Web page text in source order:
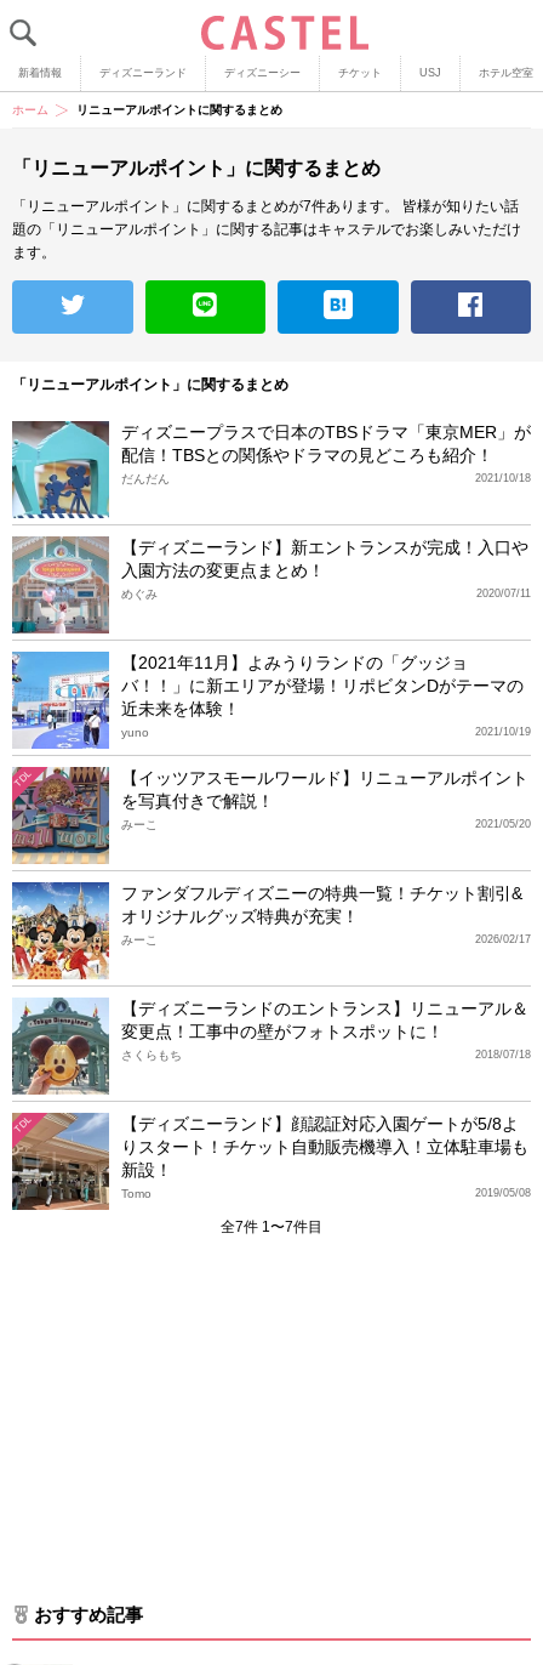
新着情報 ディズニーランド ディズニーシー チケット USJ ホテル空室
ホーム リニューアルポイントに関するまとめ
「リニューアルポイント」に関するまとめ
「リニューアルポイント」に関するまとめが7件あります。
皆様が知りたい話
題の「リニューアルポイント」に関する記事はキャステルでお楽しみいただけ
ます。
「リニューアルポイント」に関するまとめ
ディズニープラスで日本のTBSドラマ「東京MER」が
配信！TBSとの関係やドラマの見どころも紹介！
2021/10/18
だんだん
【ディズニーランド】新エントランスが完成！入口や
入園方法の変更点まとめ！
2020/07/11
めぐみ
【2021年11月】よみうりランドの「グッジョ
バ！！」に新エリアが登場！リポビタンDがテーマの
近未来を体験！
2021/10/19
yuno
TDL
【イッツアスモールワールド】リニューアルポイント
を写真付きで解説！
2021/05/20
みーこ
ファンダフルディズニーの特典一覧！チケット割引&
オリジナルグッズ特典が充実！
2026/02/17
みーこ
【ディズニーランドのエントランス】リニューアル＆
変更点！工事中の壁がフォトスポットに！
2018/07/18
さくらもち
TDL
【ディズニーランド】顔認証対応入園ゲートが5/8よ
りスタート！チケット自動販売機導入！立体駐車場も
新設！
2019/05/08
Tomo
全7件 1〜7件目
おすすめ記事